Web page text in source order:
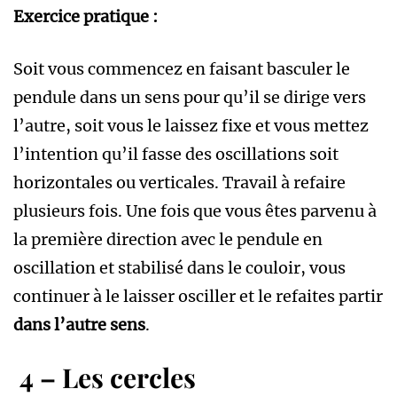
Exercice pratique :
Soit vous commencez en faisant basculer le
pendule dans un sens pour qu’il se dirige vers
l’autre, soit vous le laissez fixe et vous mettez
l’intention qu’il fasse des oscillations soit
horizontales ou verticales. Travail à refaire
plusieurs fois. Une fois que vous êtes parvenu à
la première direction avec le pendule en
oscillation et stabilisé dans le couloir, vous
continuer à le laisser osciller et le refaites partir
dans l’autre sens.
4 – Les cercles